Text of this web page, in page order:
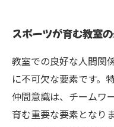
スポーツが育む教室
教室での良好な人間関
に不可欠な要素です。
仲間意識は、チームワ
育む重要な要素となり